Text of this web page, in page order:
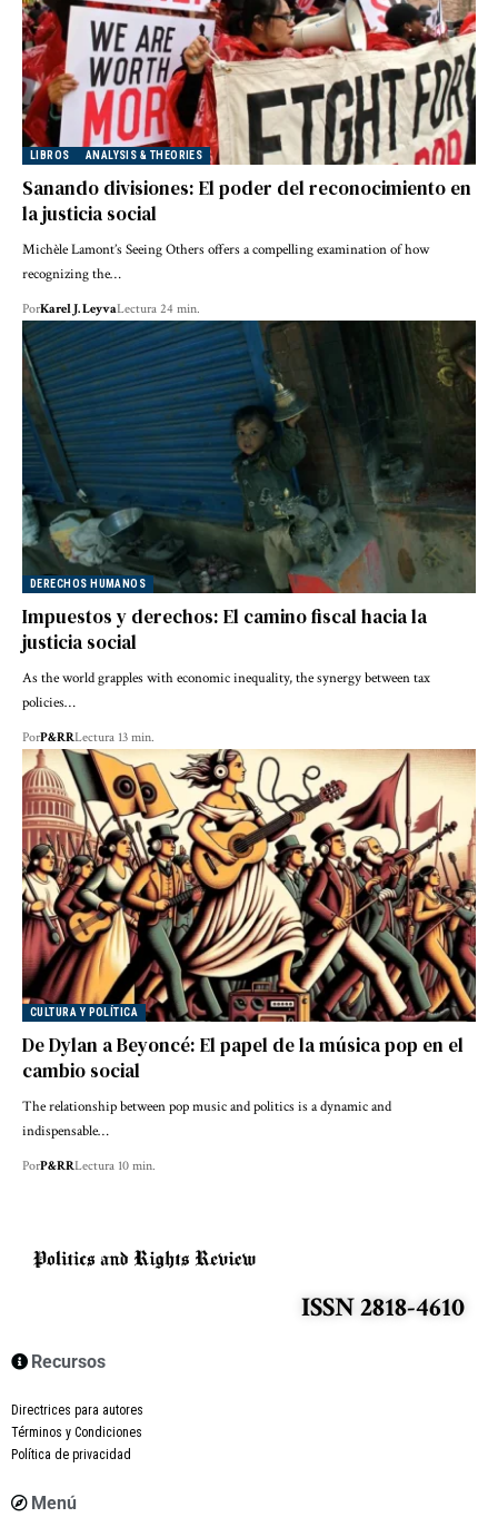
LIBROS ANALYSIS & THEORIES
Sanando divisiones: El poder del reconocimiento en
la justicia social
Michèle Lamont’s Seeing Others offers a compelling examination of how
recognizing the…
PorKarel J. LeyvaLectura 24 min.
DERECHOS HUMANOS
Impuestos y derechos: El camino fiscal hacia la
justicia social
As the world grapples with economic inequality, the synergy between tax
policies…
PorP&RRLectura 13 min.
CULTURA Y POLÍTICA
De Dylan a Beyoncé: El papel de la música pop en el
cambio social
The relationship between pop music and politics is a dynamic and
indispensable…
PorP&RRLectura 10 min.
ISSN 2818-4610
Recursos
Directrices para autores
Términos y Condiciones
Política de privacidad
Menú